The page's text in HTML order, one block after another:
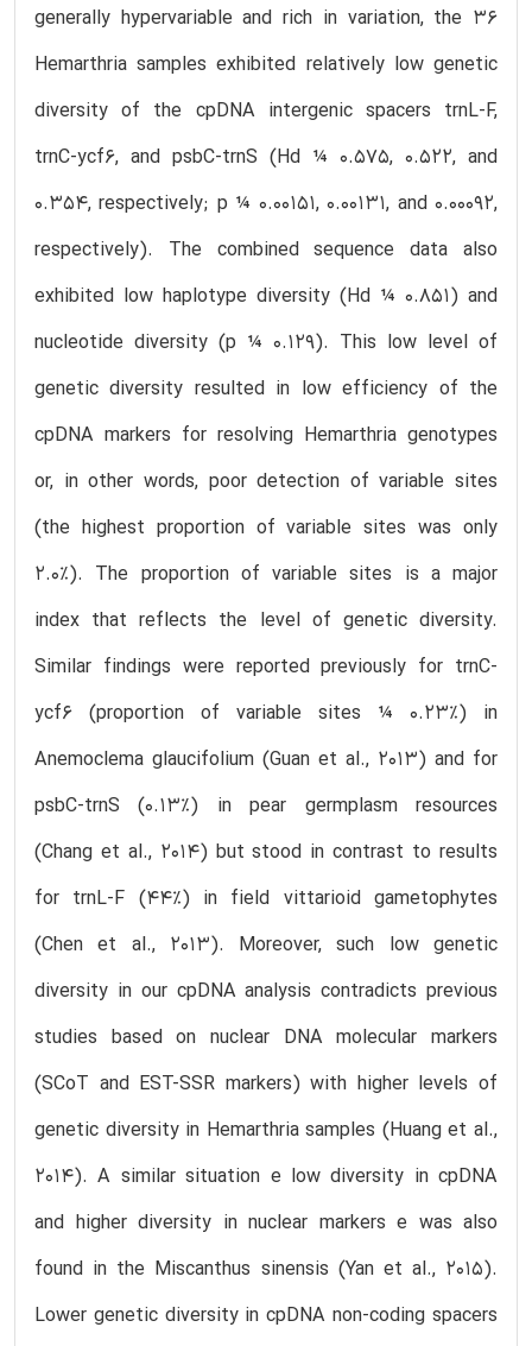
generally hypervariable and rich in variation, the 36
Hemarthria samples exhibited relatively low genetic
diversity of the cpDNA intergenic spacers trnL-F,
trnC-ycf6, and psbC-trnS (Hd ¼ 0.575, 0.522, and
0.354, respectively; p ¼ 0.00151, 0.00131, and 0.00092,
respectively). The combined sequence data also
exhibited low haplotype diversity (Hd ¼ 0.851) and
nucleotide diversity (p ¼ 0.129). This low level of
genetic diversity resulted in low efficiency of the
cpDNA markers for resolving Hemarthria genotypes
or, in other words, poor detection of variable sites
(the highest proportion of variable sites was only
2.0%). The proportion of variable sites is a major
index that reflects the level of genetic diversity.
Similar findings were reported previously for trnC-
ycf6 (proportion of variable sites ¼ 0.23%) in
Anemoclema glaucifolium (Guan et al., 2013) and for
psbC-trnS (0.13%) in pear germplasm resources
(Chang et al., 2014) but stood in contrast to results
for trnL-F (44%) in field vittarioid gametophytes
(Chen et al., 2013). Moreover, such low genetic
diversity in our cpDNA analysis contradicts previous
studies based on nuclear DNA molecular markers
(SCoT and EST-SSR markers) with higher levels of
genetic diversity in Hemarthria samples (Huang et al.,
2014). A similar situation e low diversity in cpDNA
and higher diversity in nuclear markers e was also
found in the Miscanthus sinensis (Yan et al., 2015).
Lower genetic diversity in cpDNA non-coding spacers